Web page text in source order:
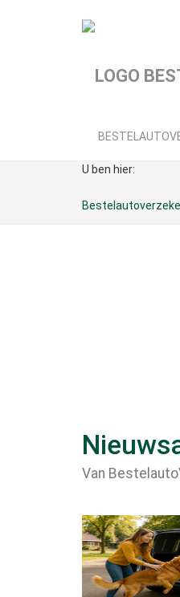
U ben hier:
Van